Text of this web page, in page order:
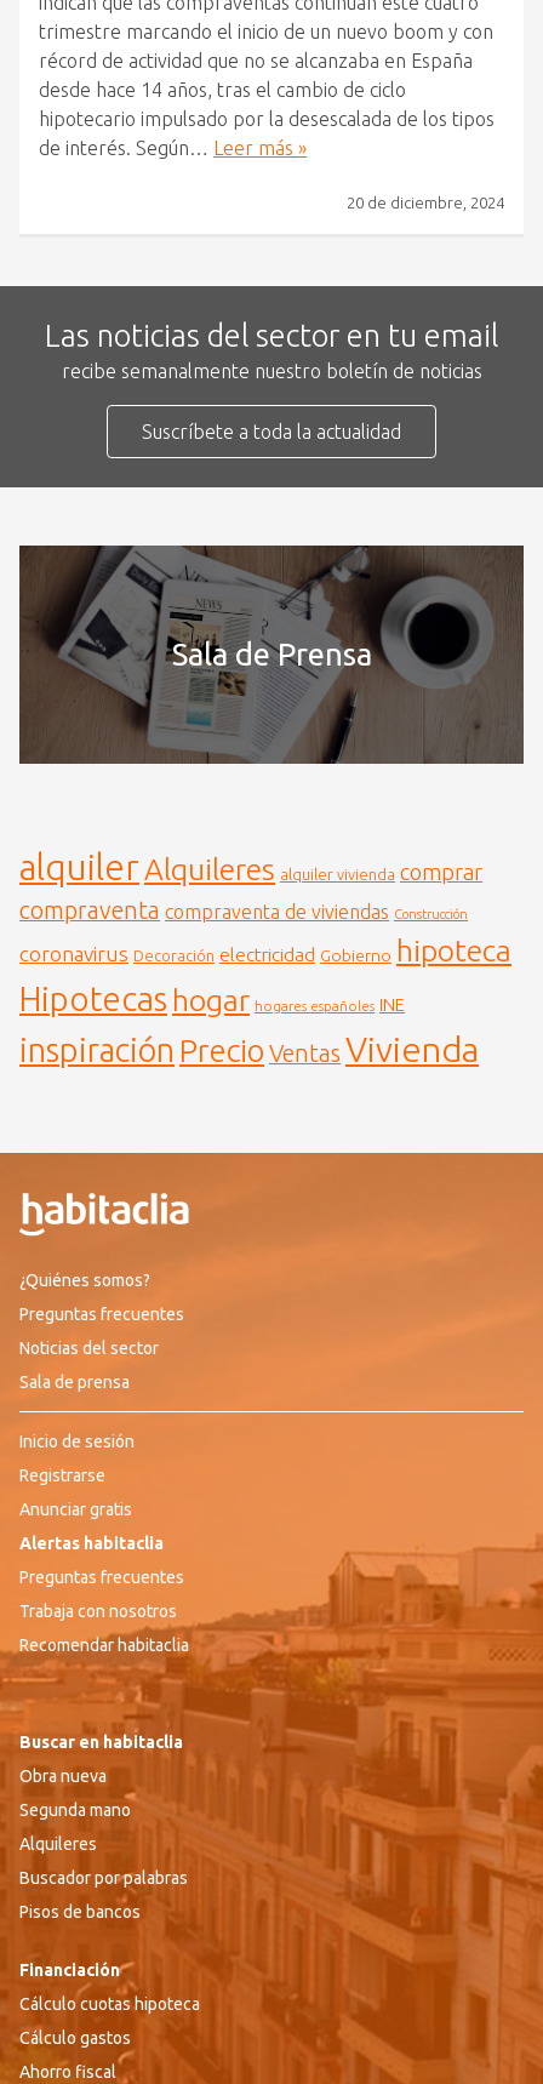
trimestre marcando el inicio de un nuevo boom y con
récord de actividad que no se alcanzaba en España
desde hace 14 años, tras el cambio de ciclo
hipotecario impulsado por la desescalada de los tipos
de interés. Según… Leer más »
20 de diciembre, 2024
Las noticias del sector en tu email
recibe semanalmente nuestro boletín de noticias
Suscríbete a toda la actualidad
Sala de Prensa
alquilerAlquileres alquiler vivienda comprar
compraventa compraventa de viviendas Construcción
coronavirus Decoración electricidad Gobierno hipoteca
Hipotecas hogar hogares españoles INE
inspiración Precio Ventas Vivienda
¿Quiénes somos?
Preguntas frecuentes
Noticias del sector
Sala de prensa
Inicio de sesión
Registrarse
Anunciar gratis
Alertas habitaclia
Preguntas frecuentes
Trabaja con nosotros
Recomendar habitaclia
Buscar en habitaclia
Obra nueva
Segunda mano
Alquileres
Buscador por palabras
Pisos de bancos
Financiación
Cálculo cuotas hipoteca
Cálculo gastos
Ahorro fiscal